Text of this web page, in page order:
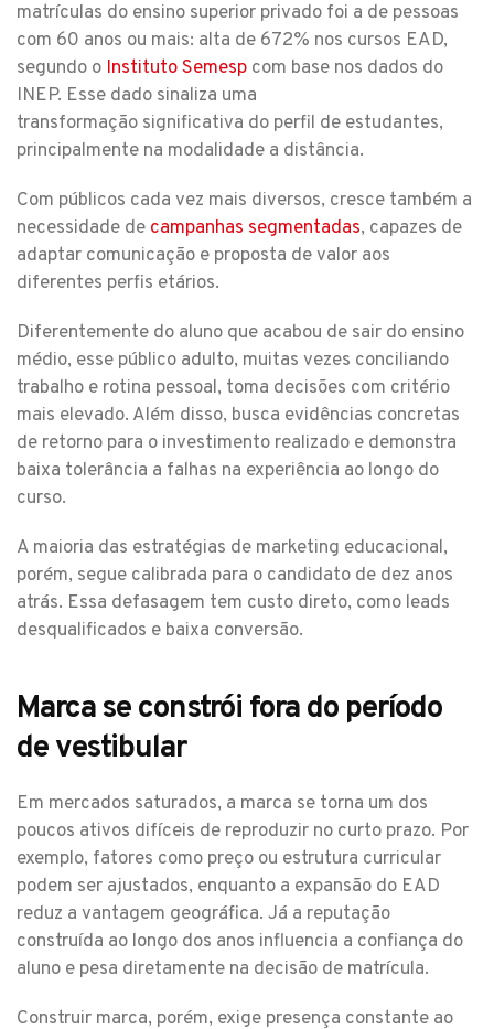
matrículas do ensino superior privado foi a de pessoas
com 60 anos ou mais: alta de 672% nos cursos EAD,
segundo o Instituto Semesp com base nos dados do
INEP. Esse dado sinaliza uma
transformação significativa do perfil de estudantes,
principalmente na modalidade a distância.
Com públicos cada vez mais diversos, cresce também a
necessidade de campanhas segmentadas, capazes de
adaptar comunicação e proposta de valor aos
diferentes perfis etários.
Diferentemente do aluno que acabou de sair do ensino
médio, esse público adulto, muitas vezes conciliando
trabalho e rotina pessoal, toma decisões com critério
mais elevado. Além disso, busca evidências concretas
de retorno para o investimento realizado e demonstra
baixa tolerância a falhas na experiência ao longo do
curso.
A maioria das estratégias de marketing educacional,
porém, segue calibrada para o candidato de dez anos
atrás. Essa defasagem tem custo direto, como leads
desqualificados e baixa conversão.
Marca se constrói fora do período
de vestibular
Em mercados saturados, a marca se torna um dos
poucos ativos difíceis de reproduzir no curto prazo. Por
exemplo, fatores como preço ou estrutura curricular
podem ser ajustados, enquanto a expansão do EAD
reduz a vantagem geográfica. Já a reputação
construída ao longo dos anos influencia a confiança do
aluno e pesa diretamente na decisão de matrícula.
Construir marca, porém, exige presença constante ao